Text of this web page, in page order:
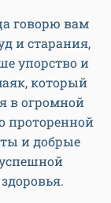
говорю вам
и старания,
упорство и
который
в огромной
проторенной
и добрые